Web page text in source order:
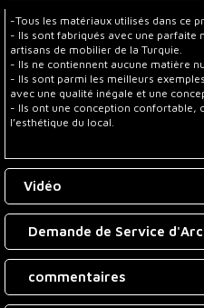
-Tous les matériaux utilisés dans ce
- Ils sont fabriqués avec une parfaite
artisans de mobilier de la Turquie.
- Ils ne contiennent aucune matière
- Ils sont parmi les meilleurs
avec une qualité inégale et une
- Ils ont une conception confortable,
l’esthétique du local.
Vidéo
Demande de Service
commentaires